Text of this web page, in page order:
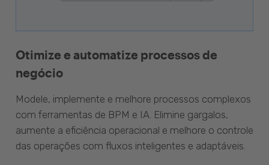
Otimize e automatize processos de
negócio
Modele, implemente e melhore processos complexos
com ferramentas de BPM e IA. Elimine gargalos,
aumente a eficiência operacional e melhore o controle
das operações com fluxos inteligentes e adaptáveis.